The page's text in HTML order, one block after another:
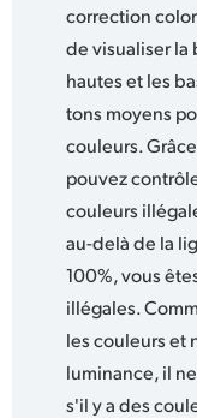
correction
de visualiser la
hautes et les
tons moyens
couleurs.
pouvez
couleurs
au-delà de la
100%, vous
illégales.
les couleurs et
luminance, il
s'il y a des